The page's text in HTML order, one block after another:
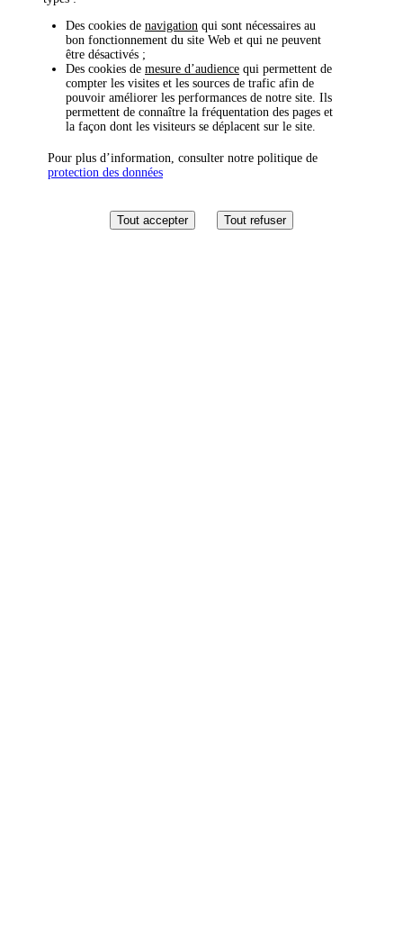
Des cookies de navigation qui sont nécessaires au
bon fonctionnement du site Web et qui ne peuvent
être désactivés ;
Des cookies de mesure d’audience qui permettent de
compter les visites et les sources de trafic afin de
pouvoir améliorer les performances de notre site. Ils
permettent de connaître la fréquentation des pages et
la façon dont les visiteurs se déplacent sur le site.
Pour plus d’information, consulter notre politique de
protection des données
Tout accepter Tout refuser